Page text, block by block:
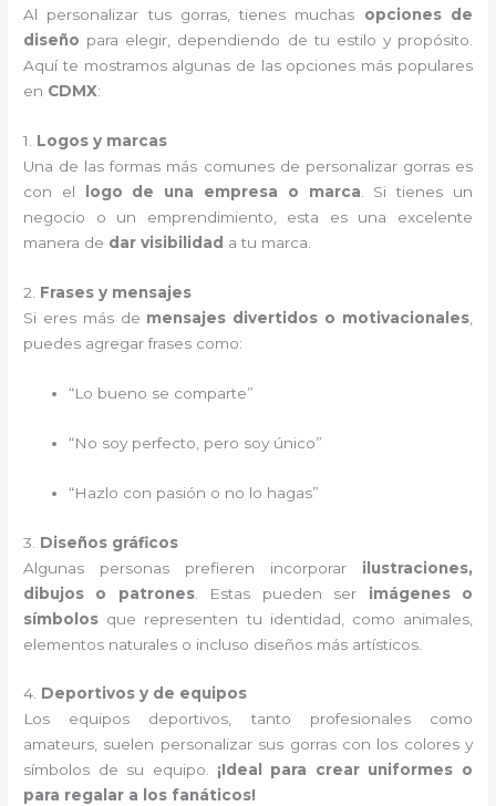
Al personalizar tus gorras, tienes muchas opciones de
diseño para elegir, dependiendo de tu estilo y propósito.
Aquí te mostramos algunas de las opciones más populares
en CDMX:
1. Logos y marcas
Una de las formas más comunes de personalizar gorras es
con el
logo de una empresa o marca . Si tienes un
negocio o un emprendimiento, esta es una excelente
manera de dar visibilidad a tu marca.
2. Frases y mensajes
Si eres más de mensajes divertidos o motivacionales,
puedes agregar frases como:
“Lo bueno se comparte”
“No soy perfecto, pero soy único”
“Hazlo con pasión o no lo hagas”
3. Diseños gráficos
Algunas personas prefieren incorporar ilustraciones,
dibujos o patrones. Estas pueden ser imágenes o
símbolos que representen tu identidad, como animales,
elementos naturales o incluso diseños más artísticos.
4. Deportivos y de equipos
Los equipos deportivos, tanto profesionales como
amateurs, suelen personalizar sus gorras con los colores y
símbolos de su equipo. ¡Ideal para crear uniformes o
para regalar a los fanáticos!